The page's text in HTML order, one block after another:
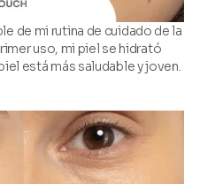
de mi rutina de cuidado de la
uso, mi piel se hidrató
está más saludable y joven.